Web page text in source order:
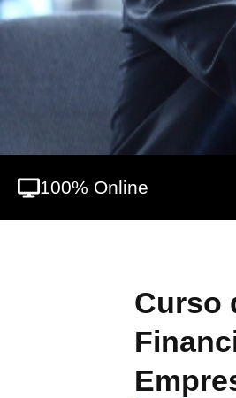
Por último, el
trabaja, de
100% Online
Curso